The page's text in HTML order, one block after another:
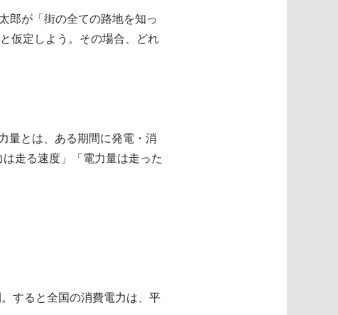
郎が「街の全ての路地を知っ
仮定しよう。その場合、どれ
量とは、ある期間に発電・消
走る速度」「電力量は走った
すると全国の消費電力は、平